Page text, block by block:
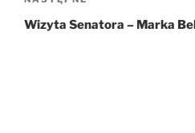
wpis
Wizyta Senatora – Marka